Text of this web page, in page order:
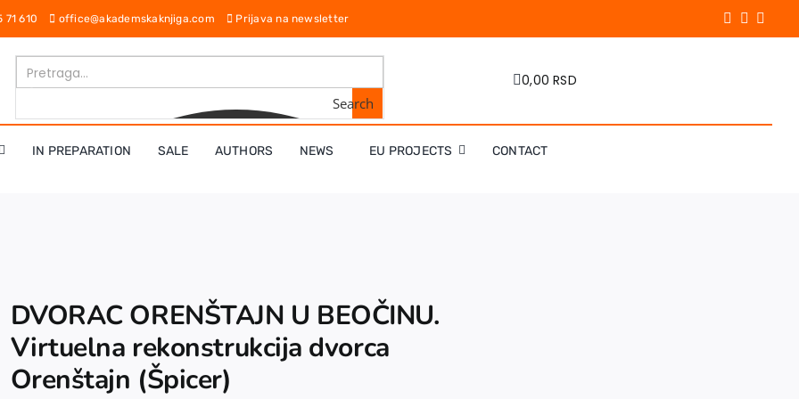
71 610 office@akademskaknjiga.com Prijava na newsletter
Search
0,00 RSD
IN PREPARATION SALE AUTHORS NEWS EU PROJECTS CONTACT
DVORAC ORENŠTAJN U BEOČINU.
Virtuelna rekonstrukcija dvorca
Orenštajn (Špicer)